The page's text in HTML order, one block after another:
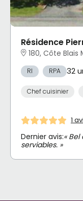
Résidence
180, Côte
RI RPA 32
Chef cuisinier
1
Dernier avis:«
serviables. »